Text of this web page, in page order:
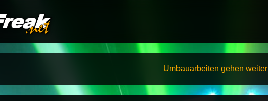
Umbauarbeiten gehen weiter